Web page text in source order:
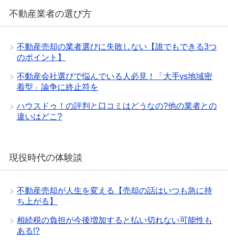
不動産業者の選び方
不動産売却の業者選びに失敗しない【誰でもできる3つ
のポイント】
不動産会社選びで悩んでいる人必見！「大手vs地域密
着型」論争に終止符を
ハウスドゥ！の評判と口コミはどうなの?他の業者との
違いはどこ?
現役時代の体験談
不動産売却が人生を変える【売却の話はいつも急に持
ち上がる】
相続税の負担が今後増加すると払い切れない可能性も
ある!?